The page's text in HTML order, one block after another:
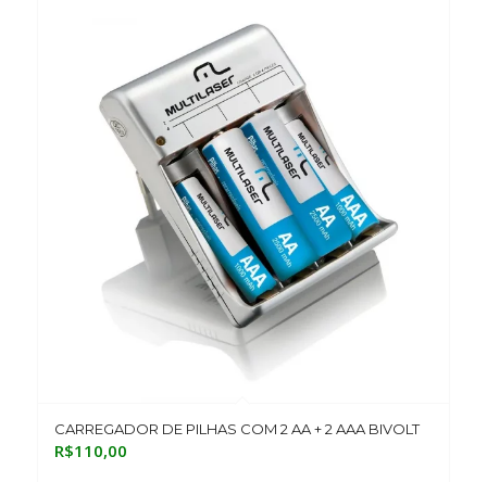
CARREGADOR DE PILHAS COM 2 AA + 2 AAA BIVOLT
R$110,00